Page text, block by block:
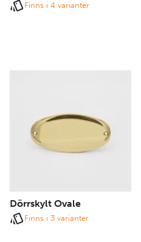
Finns i 4 varianter
Dörrskylt Ovale
Finns i 3 varianter